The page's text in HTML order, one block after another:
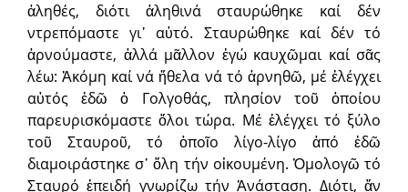
ἀληθές, διότι ἀληθινά σταυρώθηκε καί δέν
ντρεπόμαστε γι᾽ αὐτό. Σταυρώθηκε καί δέν τό
ἀρνούμαστε, ἀλλά μᾶλλον ἐγώ καυχῶμαι καί σᾶς
λέω: Ἀκόμη καί νά ἤθελα νά τό ἀρνηθῶ, μέ ἐλέγχει
αὐτός ἐδῶ ὁ Γολγοθάς, πλησίον τοῦ ὁποίου
παρευρισκόμαστε ὅλοι τώρα. Μέ ἐλέγχει τό ξύλο
τοῦ Σταυροῦ, τό ὁποῖο λίγο-λίγο ἀπό ἐδῶ
διαμοιράστηκε σ᾽ ὅλη τήν οἰκουμένη. Ὁμολογῶ τό
Σταυρό ἐπειδή γνωρίζω τήν Ἀνάσταση. Διότι, ἄν